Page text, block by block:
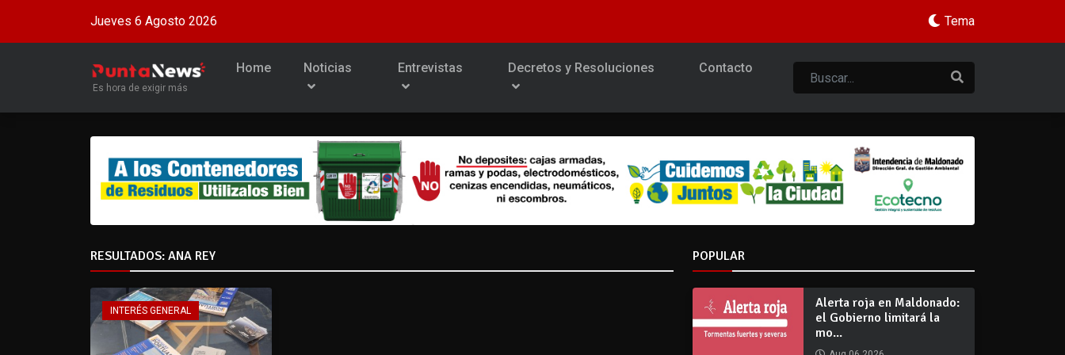
Jueves 6 Agosto 2026 Tema
Es hora de exigir más
Home Noticias Entrevistas Decretos y Resoluciones Contacto
RESULTADOS: ANA REY
INTERÉS GENERAL
POPULAR
Alerta roja en Maldonado:
el Gobierno limitará la
mo...